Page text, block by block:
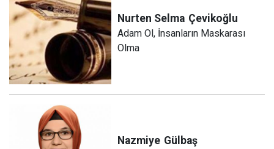
Nurten Selma Çevikoğlu
Adam Ol, İnsanların Maskarası
Olma
Nazmiye Gülbaş